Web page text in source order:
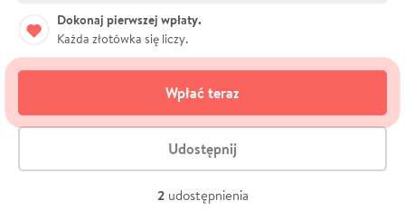
Dokonaj pierwszej wpłaty.
Każda złotówka się liczy.
Wpłać teraz
Udostępnij
2 udostępnienia